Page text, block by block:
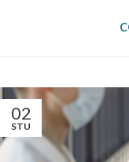
02
STU